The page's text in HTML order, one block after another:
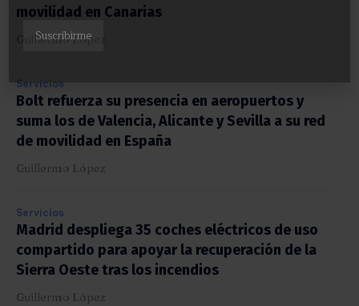
movilidad en Canarias
Guillermo López
Servicios
Bolt refuerza su presencia en aeropuertos y
suma los de Valencia, Alicante y Sevilla a su red
de movilidad en España
Guillermo López
Servicios
Madrid despliega 35 coches eléctricos de uso
compartido para apoyar la recuperación de la
Sierra Oeste tras los incendios
Guillermo López